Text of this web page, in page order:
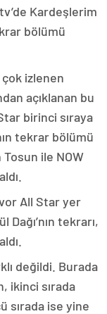
Kardeşlerim
bölümü
izlenen
açıklanan bu
birinci sıraya
tekrar bölümü
ile NOW
All Star yer
tekrarı,
değildi. Burada
ikinci sırada
sırada ise yine